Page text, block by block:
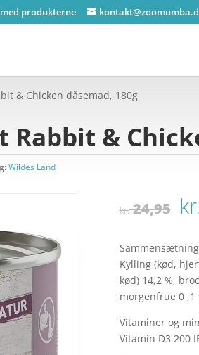
produkterne
& Chicken dåsemad, 180g
Rabbit &
Wildes Land
kr.24,95
Kylling (kød,
kød) 14,2 %,
morgenfrue 0 ,1
Vitaminer og
Vitamin D3 200